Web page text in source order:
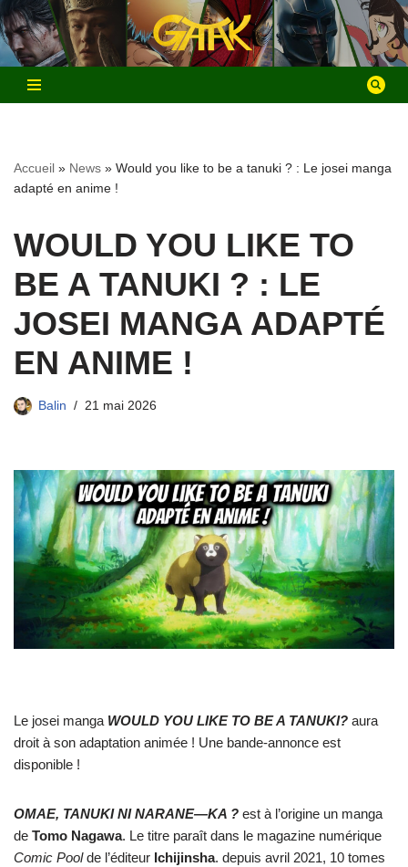
Aller
au
contenu
Accueil » News » Would you like to be a tanuki ? : Le josei manga
adapté en anime !
WOULD YOU LIKE TO
BE A TANUKI ? : LE
JOSEI MANGA ADAPTÉ
EN ANIME !
Balin 21 mai 2026
Le josei manga WOULD YOU LIKE TO BE A TANUKI? aura
droit à son adaptation animée ! Une bande-annonce est
disponible !
OMAE, TANUKI NI NARANE—KA ? est à l’origine un manga
de Tomo Nagawa. Le titre paraît dans le magazine numérique
Comic Poolde l’éditeur Ichijinsha. depuis avril 2021, 10 tomes